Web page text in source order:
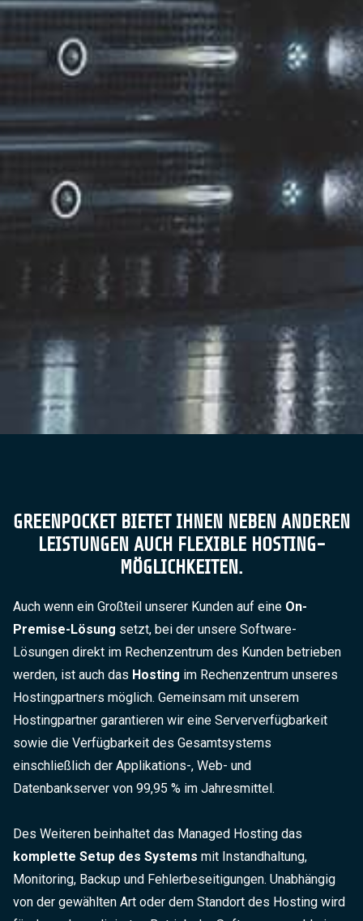
GREENPOCKET BIETET IHNEN NEBEN ANDEREN
LEISTUNGEN AUCH FLEXIBLE HOSTING-
MÖGLICHKEITEN.
Auch wenn ein Großteil unserer Kunden auf eine On-
Premise-Lösung setzt, bei der unsere Software-
Lösungen direkt im Rechenzentrum des Kunden betrieben
werden, ist auch das Hosting im Rechenzentrum unseres
Hostingpartners möglich. Gemeinsam mit unserem
Hostingpartner garantieren wir eine Serververfügbarkeit
sowie die Verfügbarkeit des Gesamtsystems
einschließlich der Applikations-, Web- und
Datenbankserver von 99,95 % im Jahresmittel.
Des Weiteren beinhaltet das Managed Hosting das
komplette Setup des Systems mit Instandhaltung,
Monitoring, Backup und Fehlerbeseitigungen. Unabhängig
von der gewählten Art oder dem Standort des Hosting wird